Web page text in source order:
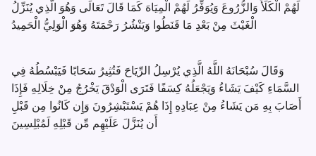
لَهُمْ الْكَلَأَ وَالزُّرُوعَ وَيُوَفِّرُ لَهُمْ الْمِيَاهَ كَمَا قَالَ تَعَالَى وَهُوَ الَّذِي يُنَزِّلُ
الْغَيْثَ مِنْ بَعْدِ مَا قَنَطُوا وَيَنْشُرُ رَحْمَتَهُ وَهُوَ الْوَلِيُّ الْحَمِيدُ
وَقَالَ سُبْحَانَهُ اللَّهُ الَّذِي يُرْسِلُ الرِّيَاحَ فَتُثِيرُ سَحَابًا فَيَبْسُطُهُ فِي
السَّمَاءِ كَيْفَ يَشَاءُ وَيَجْعَلُهُ كِسَفًا فَتَرَى الْوَدْقَ يَخْرُجُ مِنْ خِلَالِهِ فَإِذَا
أَصَابَ بِهِ مَن يَشَاءُ مِنْ عِبَادِهِ إِذَا هُمْ يَسْتَبْشِرُونَ وَإِن كَانُوا مِن قَبْلِ
أَن يُنَزَّلَ عَلَيْهِم مِّن قَبْلِهِ لَمُبْلِسِينَ